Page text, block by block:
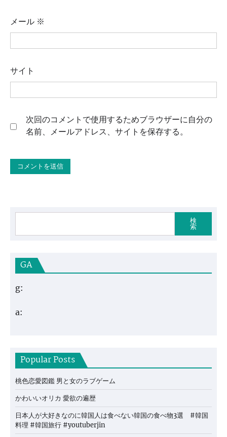
メール ※
サイト
次回のコメントで使用するためブラウザーに自分の
名前、メールアドレス、サイトを保存する。
検
索
GA
g:
a:
Popular Posts
桃色恋愛図鑑 男と女のラブゲーム
かわいいオリカ 愛欲の遍歴
日本人が大好きなのに韓国人は食べない韓国の食べ物3選 #韓国
料理 #韓国旅行 #youtuberjin